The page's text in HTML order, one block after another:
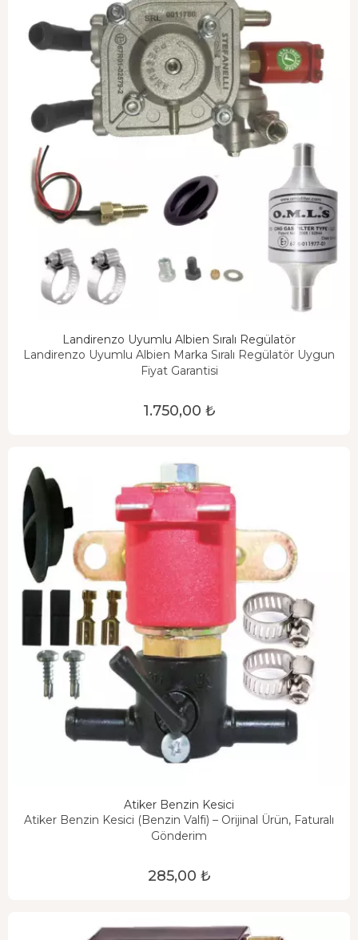
Landirenzo Uyumlu Albien Sıralı Regülatör
Landirenzo Uyumlu Albien Marka Sıralı Regülatör Uygun
Fiyat Garantisi
1.750,00 ₺
Atiker Benzin Kesici
Atiker Benzin Kesici (Benzin Valfi) – Orijinal Ürün, Faturalı
Gönderim
285,00 ₺